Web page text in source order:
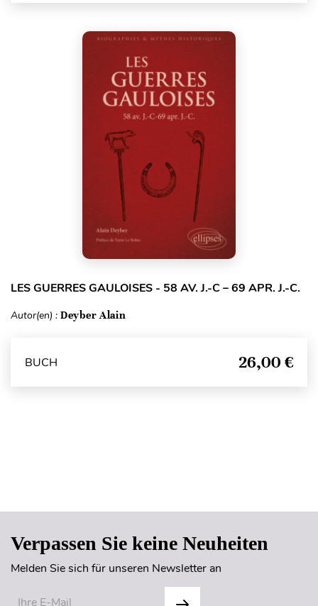
LES GUERRES GAULOISES - 58 AV. J.-C – 69 APR. J.-C.
Autor(en) : Deyber Alain
BUCH 26,00 €
Verpassen Sie keine Neuheiten
Melden Sie sich für unseren Newsletter an